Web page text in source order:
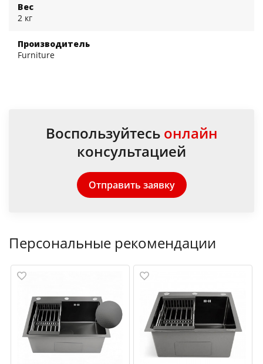
Вес
2 кг
Производитель
Furniture
Воспользуйтесь онлайн
консультацией
Отправить заявку
Персональные рекомендации